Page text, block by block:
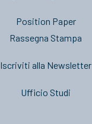
Position Paper
Rassegna Stampa
Iscriviti alla Newsletter
Ufficio Studi